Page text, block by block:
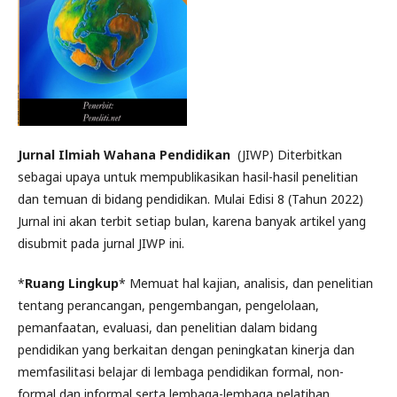
Jurnal Ilmiah Wahana Pendidikan (JIWP) Diterbitkan
sebagai upaya untuk mempublikasikan hasil-hasil penelitian
dan temuan di bidang pendidikan. Mulai Edisi 8 (Tahun 2022)
Jurnal ini akan terbit setiap bulan, karena banyak artikel yang
disubmit pada jurnal JIWP ini.
*Ruang Lingkup* Memuat hal kajian, analisis, dan penelitian
tentang perancangan, pengembangan, pengelolaan,
pemanfaatan, evaluasi, dan penelitian dalam bidang
pendidikan yang berkaitan dengan peningkatan kinerja dan
memfasilitasi belajar di lembaga pendidikan formal, non-
formal dan informal serta lembaga-lembaga pelatihan.